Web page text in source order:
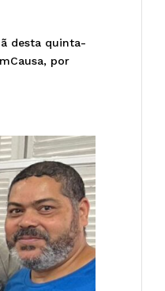
desta quinta-
por